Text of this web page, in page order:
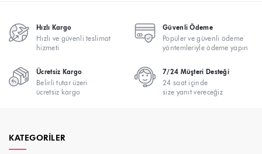
Hızlı Kargo
Hızlı ve güvenli teslimat
hizmeti
Güvenli Ödeme
Popüler ve güvenli ödeme
yöntemleriyle ödeme yapın
Ücretsiz Kargo
Belirli tutar üzeri
ücretsiz kargo
7/24 Müşteri Desteği
24 saat içinde
size yanıt vereceğiz
KATEGORILER